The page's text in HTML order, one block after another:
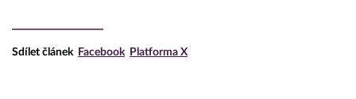
Sdílet článek Facebook Platforma X